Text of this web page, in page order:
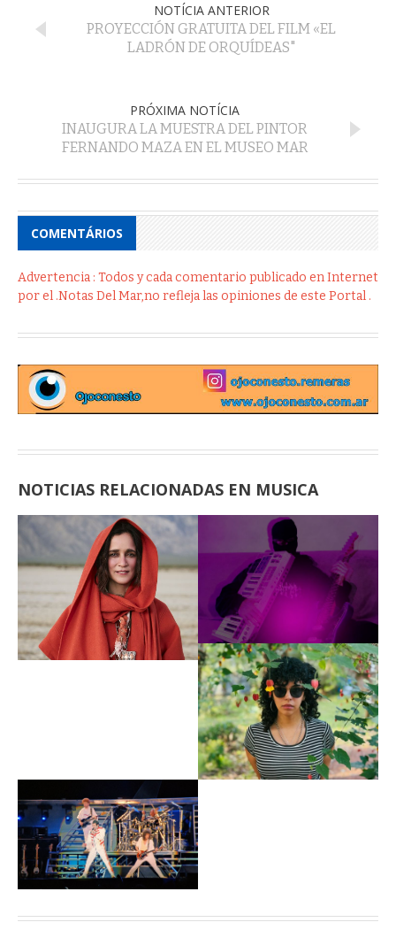
PROYECCIÓN GRATUITA DEL FILM «EL
LADRÓN DE ORQUÍDEAS"
INAUGURA LA MUESTRA DEL PINTOR
FERNANDO MAZA EN EL MUSEO MAR
COMENTÁRIOS
por el .Notas Del Mar,no refleja las opiniones de este Portal .